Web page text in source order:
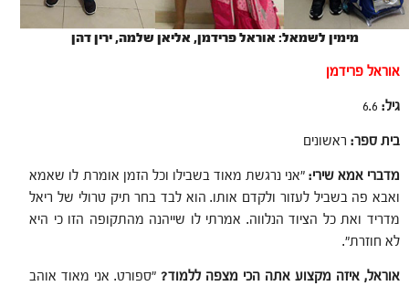
מימין לשמאל: אוראל פרידמן, אליאן שלמה, ירין דהן
אוראל פרידמן
גיל:
בית ספר: ראשונים
מדברי אמא שירי: "אני נרגשת מאוד בשבילו וכל הזמן אומרת לו שאמא
ואבא פה בשביל לעזור ולקדם אותו. הוא לבד בחר תיק טרולי של ריאל
מדריד ואת כל הציוד הנלווה. אמרתי לו שייהנה מהתקופה הזו כי היא
לא חוזרת".
אוראל, איזה מקצוע אתה הכי מצפה ללמוד? "ספורט. אני מאוד אוהב